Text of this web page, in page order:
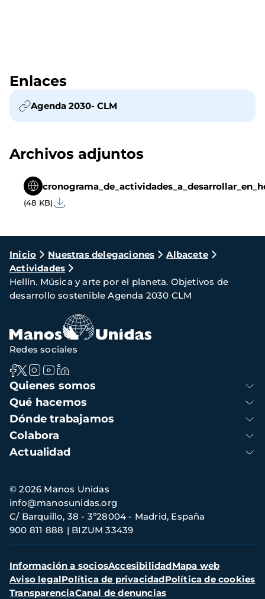
Enlaces
Agenda 2030- CLM
Archivos adjuntos
(48 KB)
Ruta
de
navegación
Inicio Nuestras delegaciones
Albacete
Actividades
Hellín. Música y arte por el planeta. Objetivos de
desarrollo sostenible Agenda 2030 CLM
Navegación
principal
Quienes somos
Qué hacemos
Dónde trabajamos
Colabora
Actualidad
Redes sociales
Información
de
contacto
© 2026 Manos Unidas
C/ Barquillo, 38 - 3º28004 - Madrid, España
900 811 888
BIZUM 33439
info@manosunidas.org
Menú
secundario
Información a sociosAccesibilidadMapa web
Aviso legalPolítica de privacidadPolítica de cookies
TransparenciaCanal de denuncias